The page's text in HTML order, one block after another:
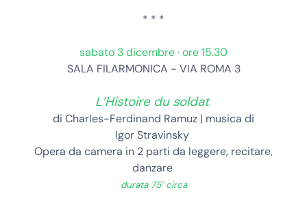
* * *
sabato 3 dicembre· ore 15.30
SALA FILARMONICA - VIA ROMA 3
L’Histoire du soldat
di Charles-Ferdinand Ramuz | musica di
IgorStravinsky
Opera da camera in 2 parti da leggere, recitare,
danzare
durata 75’ circa